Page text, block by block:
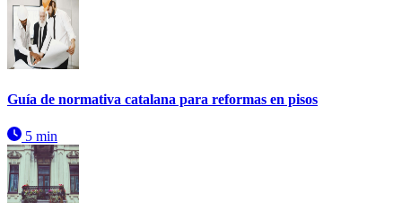
Guía de normativa catalana para reformas en pisos
5 min